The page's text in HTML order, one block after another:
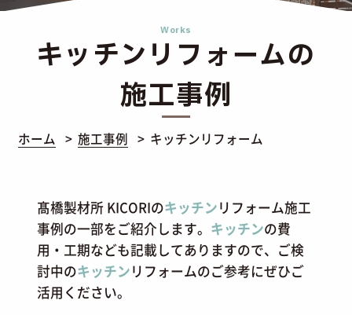
Works
キッチンリフォームの
施工事例
ホーム 施工事例 キッチンリフォーム
髙橋製材所 KICORIのキッチンリフォーム施工
事例の一部をご紹介します。 キッチンの費
用・工期なども記載してありますので、ご検
討中のキッチンリフォームのご参考にぜひご
活用ください。